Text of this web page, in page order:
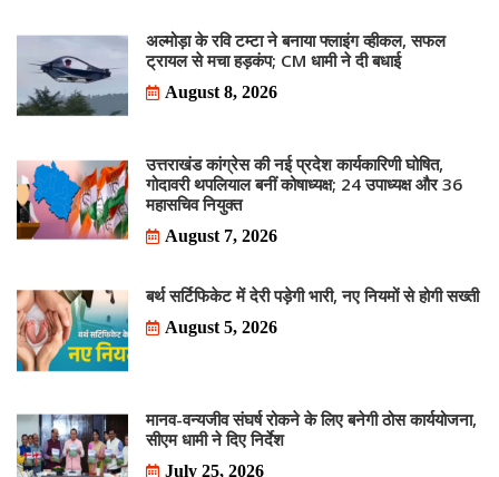
अल्मोड़ा के रवि टम्टा ने बनाया फ्लाइंग व्हीकल, सफल
ट्रायल से मचा हड़कंप; CM धामी ने दी बधाई
August 8, 2026
उत्तराखंड कांग्रेस की नई प्रदेश कार्यकारिणी घोषित,
गोदावरी थपलियाल बनीं कोषाध्यक्ष; 24 उपाध्यक्ष और 36
महासचिव नियुक्त
August 7, 2026
बर्थ सर्टिफिकेट में देरी पड़ेगी भारी, नए नियमों से होगी सख्ती
August 5, 2026
मानव-वन्यजीव संघर्ष रोकने के लिए बनेगी ठोस कार्ययोजना,
सीएम धामी ने दिए निर्देश
July 25, 2026